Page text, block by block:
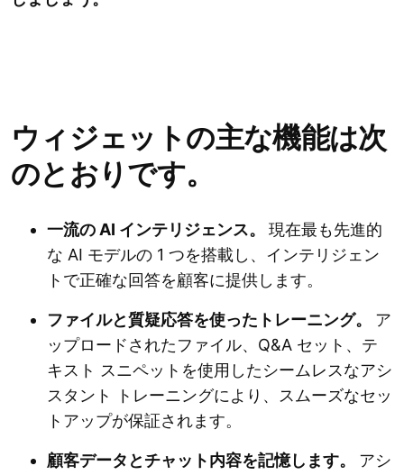
ウィジェットの主な機能は次
のとおりです。
一流の AI インテリジェンス。 現在最も先進的
な AI モデルの 1 つを搭載し、インテリジェン
トで正確な回答を顧客に提供します。
ファイルと質疑応答を使ったトレーニング。 ア
ップロードされたファイル、Q&A セット、テ
キスト スニペットを使用したシームレスなアシ
スタント トレーニングにより、スムーズなセッ
トアップが保証されます。
顧客データとチャット内容を記憶します。 アシ